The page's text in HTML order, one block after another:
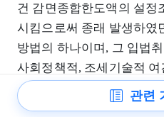
건 감면종합한도액의 설정
시킴으로써 종래 발생하였
방법의 하나이며, 그 입법
사회정책적, 조세기술적
절한 조치라고 함이 상당하
관련